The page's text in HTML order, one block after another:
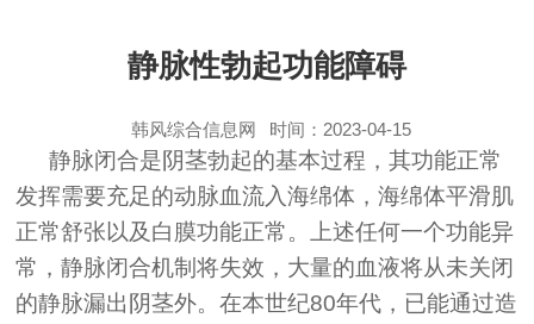
静脉性勃起功能障碍
韩风综合信息网 时间：2023-04-15
静脉闭合是阴茎勃起的基本过程，其功能正常
发挥需要充足的动脉血流入海绵体，海绵体平滑肌
正常舒张以及白膜功能正常。上述任何一个功能异
常，静脉闭合机制将失效，大量的血液将从未关闭
的静脉漏出阴茎外。在本世纪80年代，已能通过造